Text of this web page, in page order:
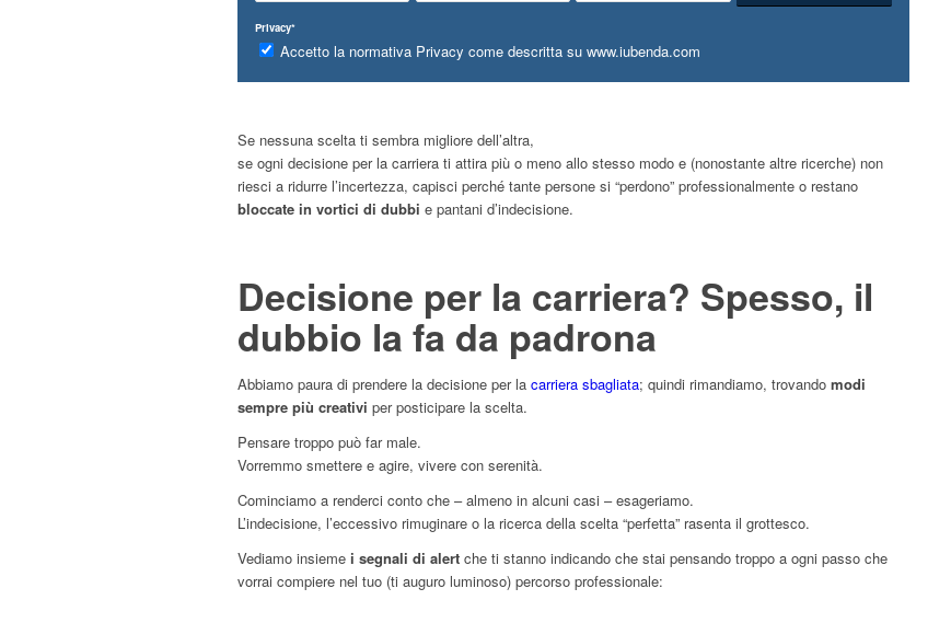
Privacy*
Accetto la normativa Privacy come descritta su www.iubenda.com
Se nessuna scelta ti sembra migliore dell’altra,
se ogni decisione per la carriera ti attira più o meno allo stesso modo e (nonostante altre ricerche) non
riesci a ridurre l’incertezza, capisci perché tante persone si “perdono” professionalmente o restano
bloccate in vortici di dubbi e pantani d’indecisione.
Decisione per la carriera? Spesso, il
dubbio la fa da padrona
Abbiamo paura di prendere la decisione per la carriera sbagliata; quindi rimandiamo, trovando modi
sempre più creativi per posticipare la scelta.
Pensare troppo può far male.
Vorremmo smettere e agire, vivere con serenità.
Cominciamo a renderci conto che – almeno in alcuni casi – esageriamo.
L’indecisione, l’eccessivo rimuginare o la ricerca della scelta “perfetta” rasenta il grottesco.
Vediamo insieme i segnali di alert che ti stanno indicando che stai pensando troppo a ogni passo che
vorrai compiere nel tuo (ti auguro luminoso) percorso professionale: